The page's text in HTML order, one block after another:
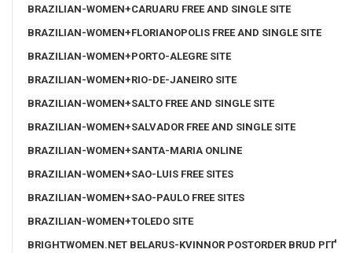
BRAZILIAN-WOMEN+CARUARU FREE AND SINGLE SITE
BRAZILIAN-WOMEN+FLORIANOPOLIS FREE AND SINGLE SITE
BRAZILIAN-WOMEN+PORTO-ALEGRE SITE
BRAZILIAN-WOMEN+RIO-DE-JANEIRO SITE
BRAZILIAN-WOMEN+SALTO FREE AND SINGLE SITE
BRAZILIAN-WOMEN+SALVADOR FREE AND SINGLE SITE
BRAZILIAN-WOMEN+SANTA-MARIA ONLINE
BRAZILIAN-WOMEN+SAO-LUIS FREE SITES
BRAZILIAN-WOMEN+SAO-PAULO FREE SITES
BRAZILIAN-WOMEN+TOLEDO SITE
BRIGHTWOMEN.NET BELARUS-KVINNOR POSTORDER BRUD PГҐ